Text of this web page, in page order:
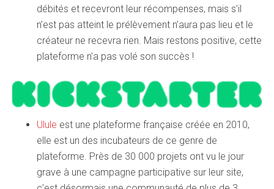
débités et recevront leur récompenses, mais s’il
n’est pas atteint le prélèvement n’aura pas lieu et le
créateur ne recevra rien. Mais restons positive, cette
plateforme n’a pas volé son succès !
Ulule est une plateforme française créée en 2010,
elle est un des incubateurs de ce genre de
plateforme. Près de 30 000 projets ont vu le jour
grave à une campagne participative sur leur site,